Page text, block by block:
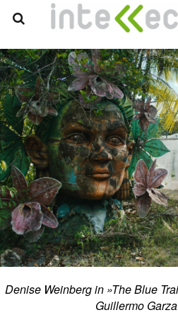
Denise Weinberg in »The Blue
Guillermo